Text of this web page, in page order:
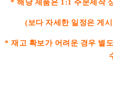
* 해당 제품은 1:1 주문제작
(보다 자세한 일정은 게
* 재고 확보가 어려운 경우 별